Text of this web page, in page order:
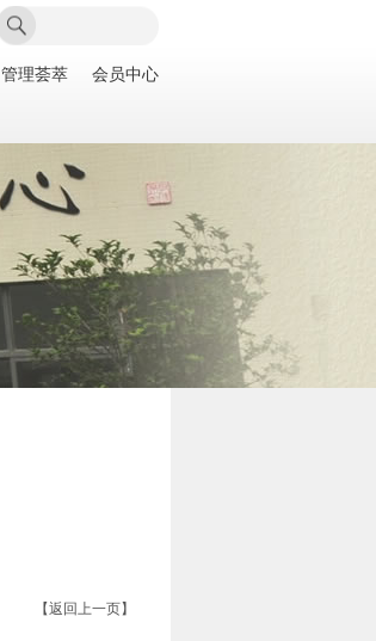
管理荟萃 会员中心
【返回上一页】